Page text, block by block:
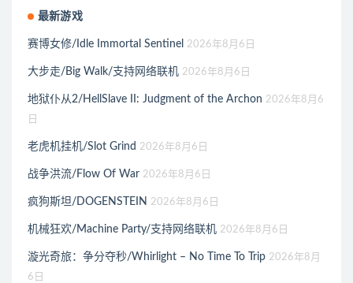
最新游戏
赛博女修/Idle Immortal Sentinel 2026年8月6日
大步走/Big Walk/支持网络联机 2026年8月6日
地狱仆从2/HellSlave II: Judgment of the Archon 2026年8月6
日
老虎机挂机/Slot Grind 2026年8月6日
战争洪流/Flow Of War 2026年8月6日
疯狗斯坦/DOGENSTEIN 2026年8月6日
机械狂欢/Machine Party/支持网络联机 2026年8月6日
漩光奇旅：争分夺秒/Whirlight – No Time To Trip 2026年8月
6日